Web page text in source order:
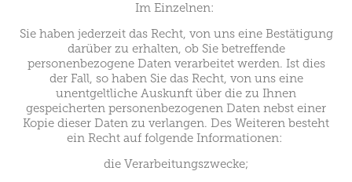
Im Einzelnen:
Sie haben jederzeit das Recht, von uns eine Bestätigung
darüber zu erhalten, ob Sie betreffende
personenbezogene Daten verarbeitet werden. Ist dies
der Fall, so haben Sie das Recht, von uns eine
unentgeltliche Auskunft über die zu Ihnen
gespeicherten personenbezogenen Daten nebst einer
Kopie dieser Daten zu verlangen. Des Weiteren besteht
ein Recht auf folgende Informationen:
die Verarbeitungszwecke;